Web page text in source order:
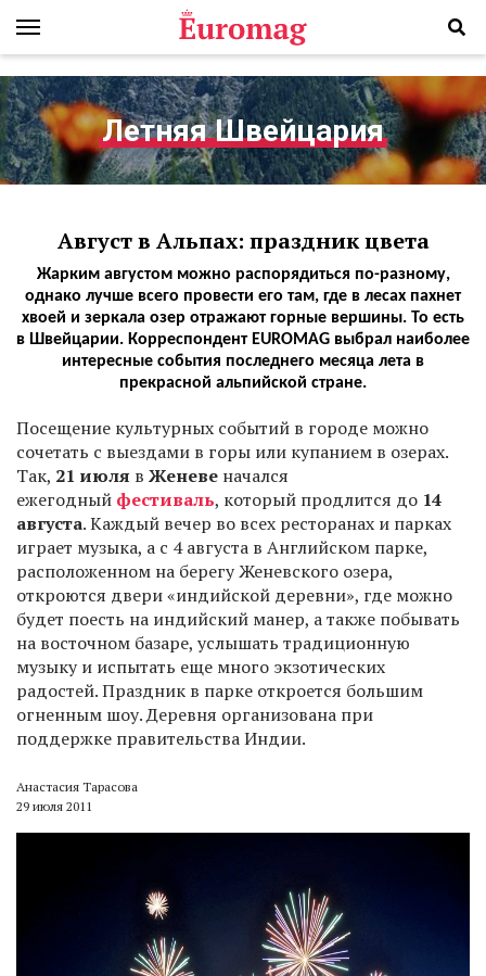
Летняя Швейцария
Август в Альпах: праздник цвета
Жарким августом можно распорядиться по-разному,
однако лучше всего провести его там, где в лесах пахнет
хвоей и зеркала озер отражают горные вершины. То есть
в Швейцарии. Корреспондент EUROMAG выбрал наиболее
интересные события последнего месяца лета в
прекрасной альпийской стране.
Посещение культурных событий в городе можно
сочетать с выездами в горы или купанием в озерах.
Так, 21 июля в Женеве начался
ежегодный фестиваль, который продлится до 14
августа. Каждый вечер во всех ресторанах и парках
играет музыка, а с 4 августа в Английском парке,
расположенном на берегу Женевского озера,
откроются двери «индийской деревни», где можно
будет поесть на индийский манер, а также побывать
на восточном базаре, услышать традиционную
музыку и испытать еще много экзотических
радостей. Праздник в парке откроется большим
огненным шоу. Деревня организована при
поддержке правительства Индии.
Анастасия Тарасова
29 июля 2011